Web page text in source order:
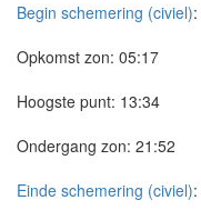
Begin schemering (civiel):
Opkomst zon: 05:17
Hoogste punt: 13:34
Ondergang zon: 21:52
Einde schemering (civiel):